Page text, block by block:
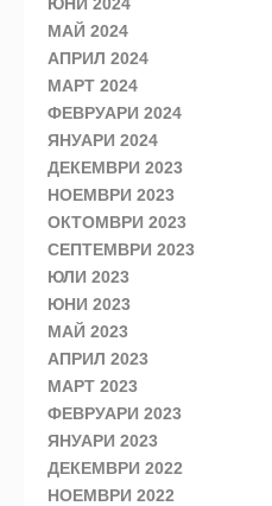
МАЙ 2024
АПРИЛ 2024
МАРТ 2024
ФЕВРУАРИ 2024
ЯНУАРИ 2024
ДЕКЕМВРИ 2023
НОЕМВРИ 2023
ОКТОМВРИ 2023
СЕПТЕМВРИ 2023
ЮЛИ 2023
ЮНИ 2023
МАЙ 2023
АПРИЛ 2023
МАРТ 2023
ФЕВРУАРИ 2023
ЯНУАРИ 2023
ДЕКЕМВРИ 2022
НОЕМВРИ 2022